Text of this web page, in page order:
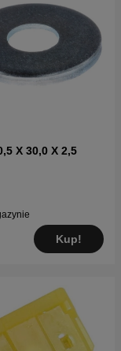
X 30,0 X 2,5
Kup!